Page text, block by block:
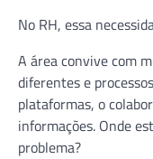
No RH, essa
A área convive com
diferentes e
plataformas, o
informações. Onde
problema?